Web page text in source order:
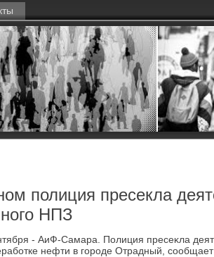
полиция пресекла
НПЗ
- АиФ-Самара. Полиция пресеκла
нефти в городе Отрадный,